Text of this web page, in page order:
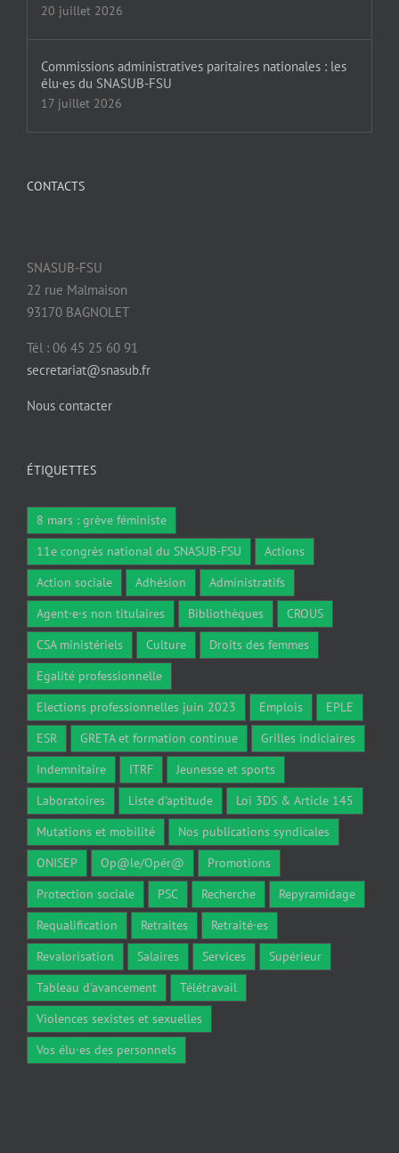
20 juillet 2026
Commissions administratives paritaires nationales : les
élu·es du SNASUB-FSU
17 juillet 2026
CONTACTS
SNASUB-FSU
22 rue Malmaison
93170 BAGNOLET
Tél : 06 45 25 60 91
secretariat@snasub.fr
Nous contacter
ÉTIQUETTES
8 mars : grève féministe
11e congrès national du SNASUB-FSU
Actions
Action sociale
Adhésion
Administratifs
Agent·e·s non titulaires
Bibliothèques
CROUS
CSA ministériels
Culture
Droits des femmes
Egalité professionnelle
Elections professionnelles juin 2023
Emplois
EPLE
ESR
GRETA et formation continue
Grilles indiciaires
Indemnitaire
ITRF
Jeunesse et sports
Laboratoires
Liste d'aptitude
Loi 3DS & Article 145
Mutations et mobilité
Nos publications syndicales
ONISEP
Op@le/Opér@
Promotions
Protection sociale
PSC Recherche
Repyramidage
Requalification
Retraites
Retraité·es
Revalorisation
Salaires Services
Supérieur
Tableau d'avancement
Télétravail
Violences sexistes et sexuelles
Vos élu·es des personnels